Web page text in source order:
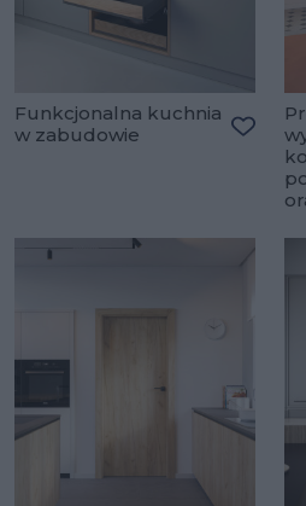
Funkcjonalna kuchnia
w zabudowie
Dodaj